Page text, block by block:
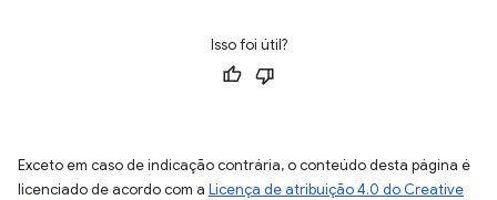
Isso foi útil?
Exceto em caso de indicação contrária, o conteúdo desta página é
licenciado de acordo com a Licença de atribuição 4.0 do Creative